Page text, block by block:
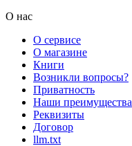
О нас
О сервисе
О магазине
Книги
Возникли вопросы?
Приватность
Наши преимущества
Реквизиты
Договор
llm.txt